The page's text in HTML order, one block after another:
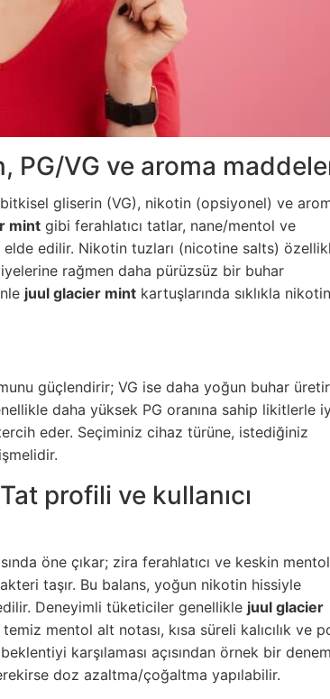
PG/VG ve aroma
gliserin (VG), nikotin (opsiyonel) ve
mint gibi ferahlatıcı tatlar, nane/mentol ve
edilir. Nikotin tuzları (nicotine salts)
rağmen daha pürüzsüz bir buhar
juul glacier mint kartuşlarında sıklıkla nikotin
güçlendirir; VG ise daha yoğun buhar üretir
daha yüksek PG oranına sahip likitlerle
eder. Seçiminiz cihaz türüne, istediğiniz
profili ve kullanıcı
öne çıkar; zira ferahlatıcı ve keskin mentol
taşır. Bu balans, yoğun nikotin hissiyle
Deneyimli tüketiciler genellikle juul glacier
mentol alt notası, kısa süreli kalıcılık ve
karşılaması açısından örnek bir
doz azaltma/çoğaltma yapılabilir.